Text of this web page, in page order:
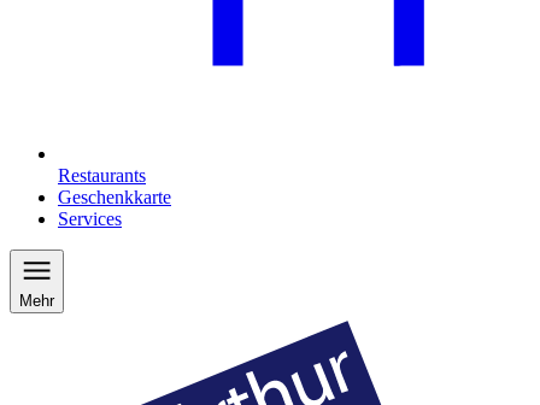
Restaurants
Geschenkkarte
Services
Mehr